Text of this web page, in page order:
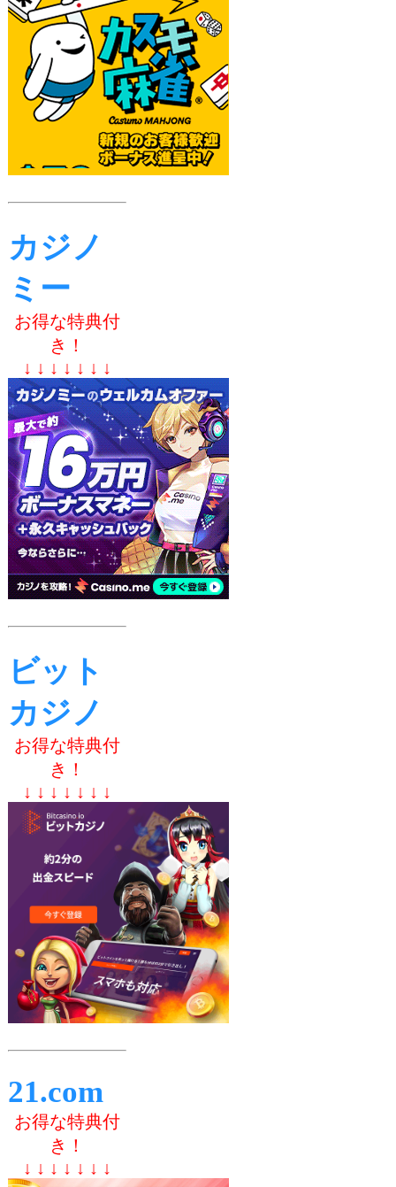
カジノ
ミー
お得な特典付
き！
↓ ↓ ↓ ↓ ↓ ↓ ↓
ビット
カジノ
お得な特典付
き！
↓ ↓ ↓ ↓ ↓ ↓ ↓
21.com
お得な特典付
き！
↓ ↓ ↓ ↓ ↓ ↓ ↓